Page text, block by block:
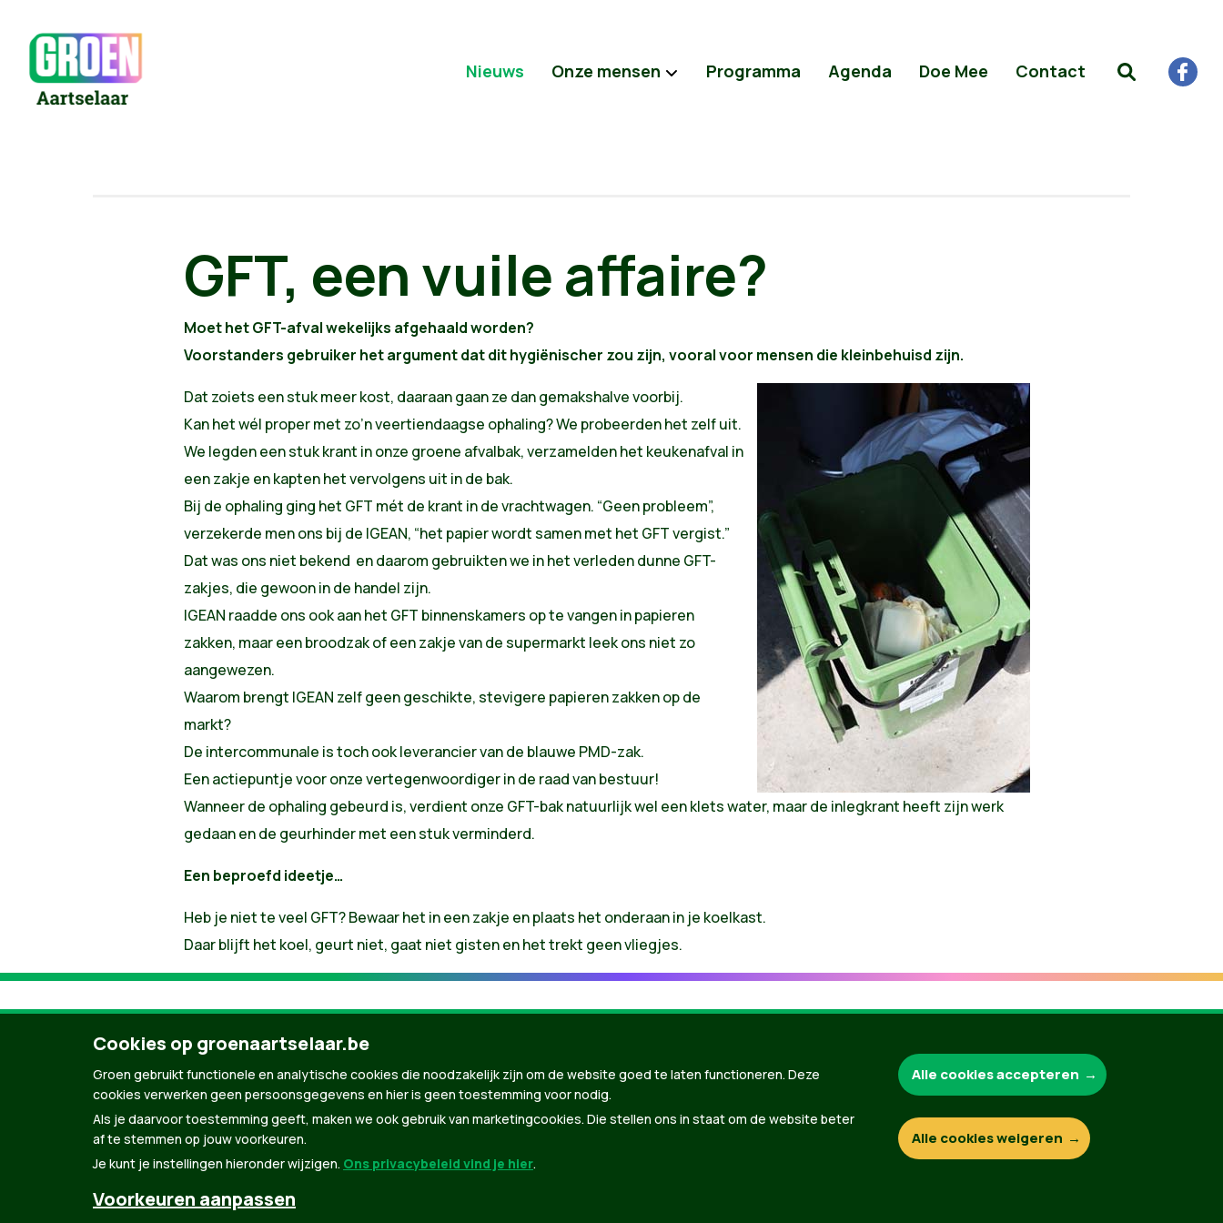
Nieuws Onze mensen Programma Agenda Doe Mee Contact
GFT, een vuile affaire?
Moet het GFT-afval wekelijks afgehaald worden?
Voorstanders gebruiker het argument dat dit hygiënischer zou zijn, vooral voor mensen die kleinbehuisd zijn.
Dat zoiets een stuk meer kost, daaraan gaan ze dan gemakshalve voorbij.
Kan het wél proper met zo’n veertiendaagse ophaling? We probeerden het zelf uit.
We legden een stuk krant in onze groene afvalbak, verzamelden het keukenafval in
een zakje en kapten het vervolgens uit in de bak.
Bij de ophaling ging het GFT mét de krant in de vrachtwagen. “Geen probleem”,
verzekerde men ons bij de IGEAN, “het papier wordt samen met het GFT vergist.”
Dat was ons niet bekend en daarom gebruikten we in het verleden dunne GFT-
zakjes, die gewoon in de handel zijn.
IGEAN raadde ons ook aan het GFT binnenskamers op te vangen in papieren
zakken, maar een broodzak of een zakje van de supermarkt leek ons niet zo
aangewezen.
Waarom brengt IGEAN zelf geen geschikte, stevigere papieren zakken op de
markt?
De intercommunale is toch ook leverancier van de blauwe PMD-zak.
Een actiepuntje voor onze vertegenwoordiger in de raad van bestuur!
Wanneer de ophaling gebeurd is, verdient onze GFT-bak natuurlijk wel een klets water, maar de inlegkrant heeft zijn werk
gedaan en de geurhinder met een stuk verminderd.
Een beproefd ideetje…
Heb je niet te veel GFT? Bewaar het in een zakje en plaats het onderaan in je koelkast.
Daar blijft het koel, geurt niet, gaat niet gisten en het trekt geen vliegjes.
Groen.be
© Copyright Groen 2026 | Gemaakt metNationBuilder| Gebouwd door
Cookies op groenaartselaar.be
Groen gebruikt functionele en analytische cookies die noodzakelijk zijn om de website goed te laten functioneren. Deze
cookies verwerken geen persoonsgegevens en hier is geen toestemming voor nodig.
Als je daarvoor toestemming geeft, maken we ook gebruik van marketingcookies. Die stellen ons in staat om de website beter
af te stemmen op jouw voorkeuren.
Je kunt je instellingen hieronder wijzigen. Ons privacybeleid vind je hier.
Voorkeuren aanpassen
Alle cookies accepteren
Alle cookies weigeren